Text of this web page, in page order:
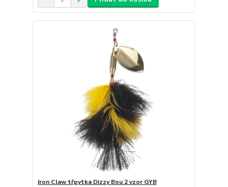
Iron Claw třpytka Dizzy Bou 2 vzor GYB